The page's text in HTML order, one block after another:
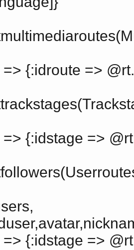
{:idroute =>
{:idstage =>
{:idstage =>